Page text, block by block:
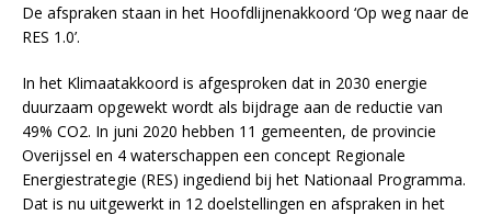
De afspraken staan in het Hoofdlijnenakkoord ‘Op weg naar de
RES 1.0’.
In het Klimaatakkoord is afgesproken dat in 2030 energie
duurzaam opgewekt wordt als bijdrage aan de reductie van
49% CO2. In juni 2020 hebben 11 gemeenten, de provincie
Overijssel en 4 waterschappen een concept Regionale
Energiestrategie (RES) ingediend bij het Nationaal Programma.
Dat is nu uitgewerkt in 12 doelstellingen en afspraken in het